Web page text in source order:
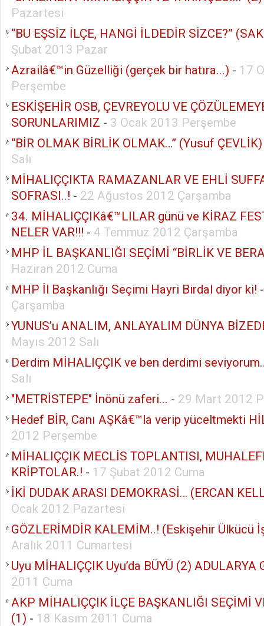
Pazartesi
“BU EŞSİZ İLÇE, HANGİ İLDEDİR SİZCE?”
Şubat 2013 Pazar
Azrailâ€™in Güzelliği (gerçek bir hatıra...) - 17
Perşembe
ESKİŞEHİR OSB, ÇEVREYOLU VE
SORUNLARIMIZ - 3 Ocak 2013 Perşembe
“BİR OLMAK BİRLİK OLMAK…” (Yusuf ÇEVLİK)
Salı
MİHALIÇÇIKTA RAMAZANLAR VE EHLİ
SOFRASI..! - 22 Ağustos 2012 Çarşamba
34. MİHALIÇÇIKâ€™LILAR günü ve KİRAZ
NELER VAR!!! - 4 Temmuz 2012 Çarşamba
MHP İL BAŞKANLIĞI SEÇİMİ “BİRLİK VE
Haziran 2012 Cuma
MHP İl Başkanlığı Seçimi Hayri Birdal diyor ki!
Çarşamba
YUNUS’u ANALIM, ANLAYALIM DÜNYA
Mayıs 2012 Salı
Derdim MİHALIÇÇIK ve ben derdimi
Salı
"METRİSTEPE" İnönü zaferi... - 29 Mart 2012
Hedef BİR, Canı AŞKâ€™la verip yüceltmekti
2012 Perşembe
MİHALIÇÇIK MECLİS TOPLANTISI,
KRİPTOLAR.! - 17 Şubat 2012 Cuma
İKİ DUDAK ARASI DEMOKRASİ… (ERCAN
Ocak 2012 Pazartesi
GÖZLERİMDİR KALEMİM..! (Eskişehir Ülkücü
Aralık 2011 Cumartesi
Uyu MİHALIÇÇIK Uyu’da BÜYÜ (2) ADULARYA
2011 Cuma
AKP MİHALIÇÇIK İLÇE BAŞKANLIĞI SEÇİMİ
(1) - 18 Kasım 2011 Cuma